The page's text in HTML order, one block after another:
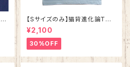
【Sサイズのみ】猫背進化論Tシ
ャツ ライトブルー 綿100%
¥2,100
30%OFF